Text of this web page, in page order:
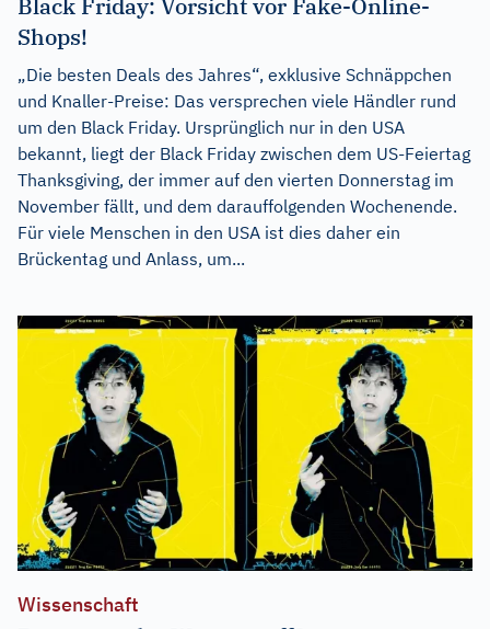
Shops!
„Die besten Deals des Jahres“, exklusive Schnäppchen
und Knaller-Preise: Das versprechen viele Händler rund
um den Black Friday. Ursprünglich nur in den USA
bekannt, liegt der Black Friday zwischen dem US-Feiertag
Thanksgiving, der immer auf den vierten Donnerstag im
November fällt, und dem darauffolgenden Wochenende.
Für viele Menschen in den USA ist dies daher ein
Brückentag und Anlass, um...
Wissenschaft